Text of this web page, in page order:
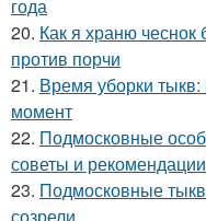
года
20. Как я храню чеснок
против порчи
21. Время уборки
момент
22. Подмосковные
советы и рекомендации
23. Подмосковные